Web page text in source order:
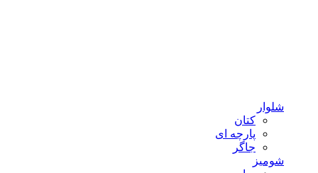
شلوار
کتان
پارچه ای
جاگر
شومیز